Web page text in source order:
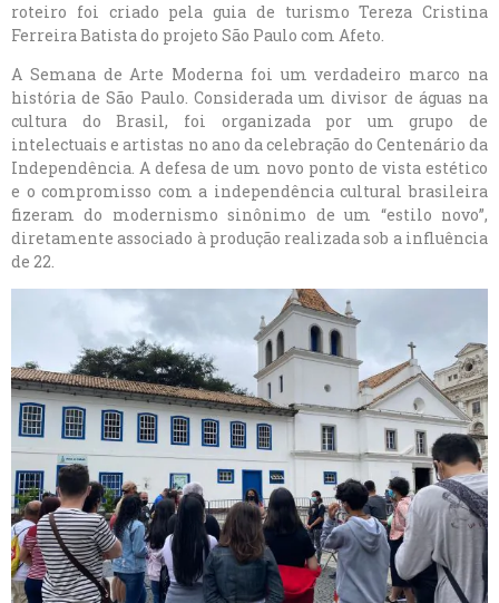
roteiro foi criado pela guia de turismo Tereza Cristina
Ferreira Batista do projeto São Paulo com Afeto.
A Semana de Arte Moderna foi um verdadeiro marco na
história de São Paulo. Considerada um divisor de águas na
cultura do Brasil, foi organizada por um grupo de
intelectuais e artistas no ano da celebração do Centenário da
Independência. A defesa de um novo ponto de vista estético
e o compromisso com a independência cultural brasileira
fizeram do modernismo sinônimo de um “estilo novo”,
diretamente associado à produção realizada sob a influência
de 22.